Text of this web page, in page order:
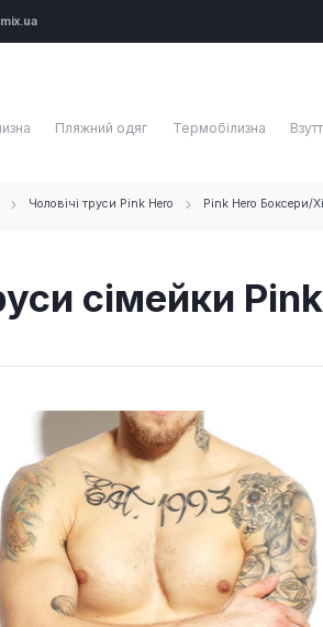
Пляжний одяг Термобілизна
Чоловічі труси Pink Hero Pink Hero Боксери/
сімейки